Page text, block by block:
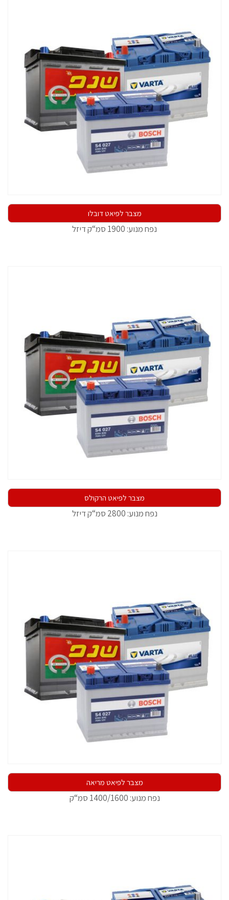
מצבר לפיאט דובלו
נפח מנוע: 1900 סמ“ק דיזל
מצבר לפיאט הרקולס
נפח מנוע: 2800 סמ“ק דיזל
מצבר לפיאט מריאה
נפח מנוע: 1400/1600 סמ“ק